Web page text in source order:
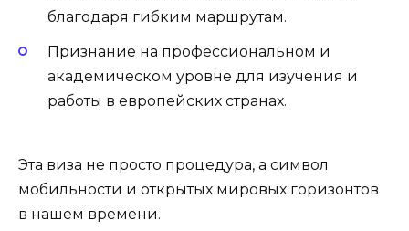
благодаря гибким маршрутам.
Признание на профессиональном и
академическом уровне для изучения и
работы в европейских странах.
Эта виза не просто процедура, а символ
мобильности и открытых мировых горизонтов
в нашем времени.